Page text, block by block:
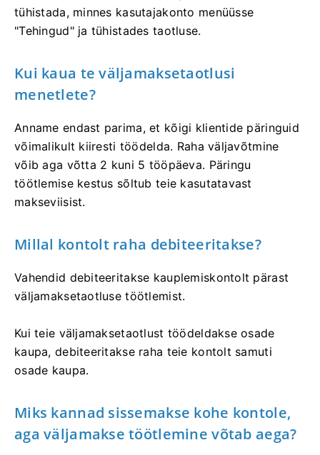
tühistada, minnes kasutajakonto menüüsse
"Tehingud" ja tühistades taotluse.
Kui kaua te väljamaksetaotlusi
menetlete?
Anname endast parima, et kõigi klientide päringuid
võimalikult kiiresti töödelda. Raha väljavõtmine
võib aga võtta 2 kuni 5 tööpäeva. Päringu
töötlemise kestus sõltub teie kasutatavast
makseviisist.
Millal kontolt raha debiteeritakse?
Vahendid debiteeritakse kauplemiskontolt pärast
väljamaksetaotluse töötlemist.
Kui teie väljamaksetaotlust töödeldakse osade
kaupa, debiteeritakse raha teie kontolt samuti
osade kaupa.
Miks kannad sissemakse kohe kontole,
aga väljamakse töötlemine võtab aega?